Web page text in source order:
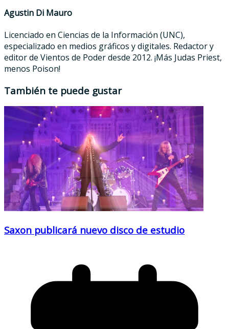
Agustin Di Mauro
Licenciado en Ciencias de la Información (UNC),
especializado en medios gráficos y digitales. Redactor y
editor de Vientos de Poder desde 2012. ¡Más Judas Priest,
menos Poison!
También te puede gustar
Saxon publicará nuevo disco de estudio